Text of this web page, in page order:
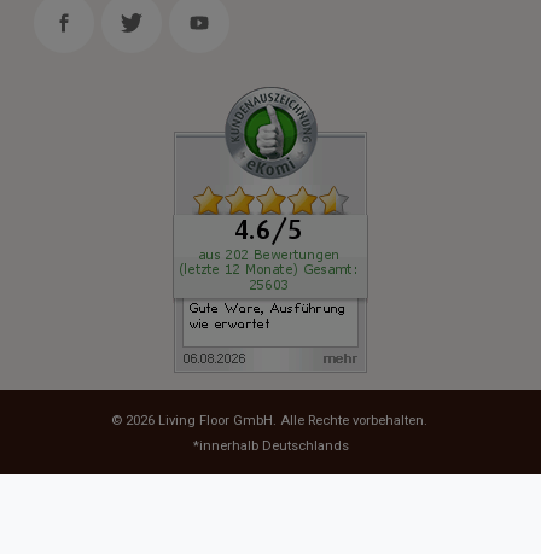
© 2026 Living Floor GmbH . Alle Rechte vorbehalten.
*innerhalb Deutschlands